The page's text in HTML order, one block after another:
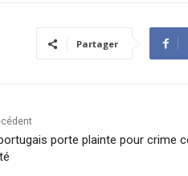
Partager
porte plainte pour crime